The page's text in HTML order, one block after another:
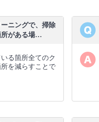
ニングで、掃除
所がある場…
る箇所全てのク
を減らすことで